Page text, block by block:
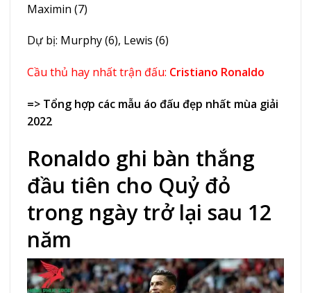
Maximin (7)
Dự bị: Murphy (6), Lewis (6)
Cầu thủ hay nhất trận đấu: Cristiano Ronaldo
=> Tổng hợp các mẫu áo đấu đẹp nhất mùa giải
2022
Ronaldo ghi bàn thắng
đầu tiên cho Quỷ đỏ
trong ngày trở lại sau 12
năm